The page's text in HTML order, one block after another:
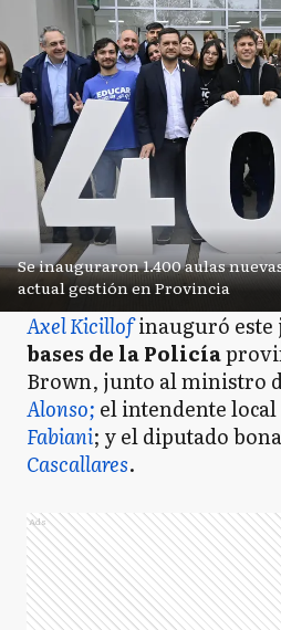
Se inauguraron 1.400 aulas
actual gestión en Provincia
Axel Kicillofinauguró este
bases de la Policía
Brown, junto al ministro
Alonso; el intendente
Fabiani; y el diputado
Cascallares.
Ads